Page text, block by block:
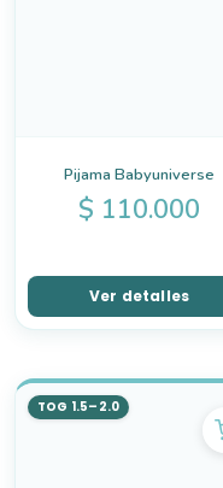
Pijama Babyuniverse
$ 110.000
Ver detalles
TOG 1.5–2.0